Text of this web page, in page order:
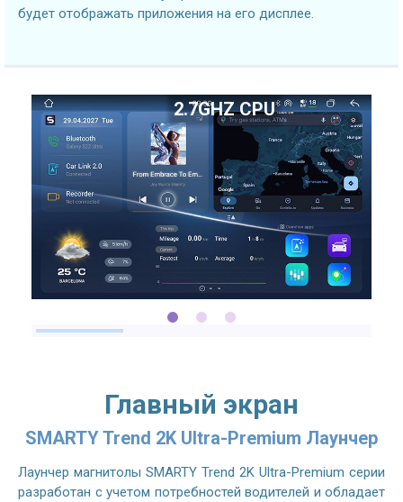
будет отображать приложения на его дисплее.
2.7GHZ CPU
Главный экран
SMARTY Trend 2K Ultra-Premium Лаунчер
Лаунчер магнитолы SMARTY Trend 2K Ultra-Premium серии
разработан с учетом потребностей водителей и обладает